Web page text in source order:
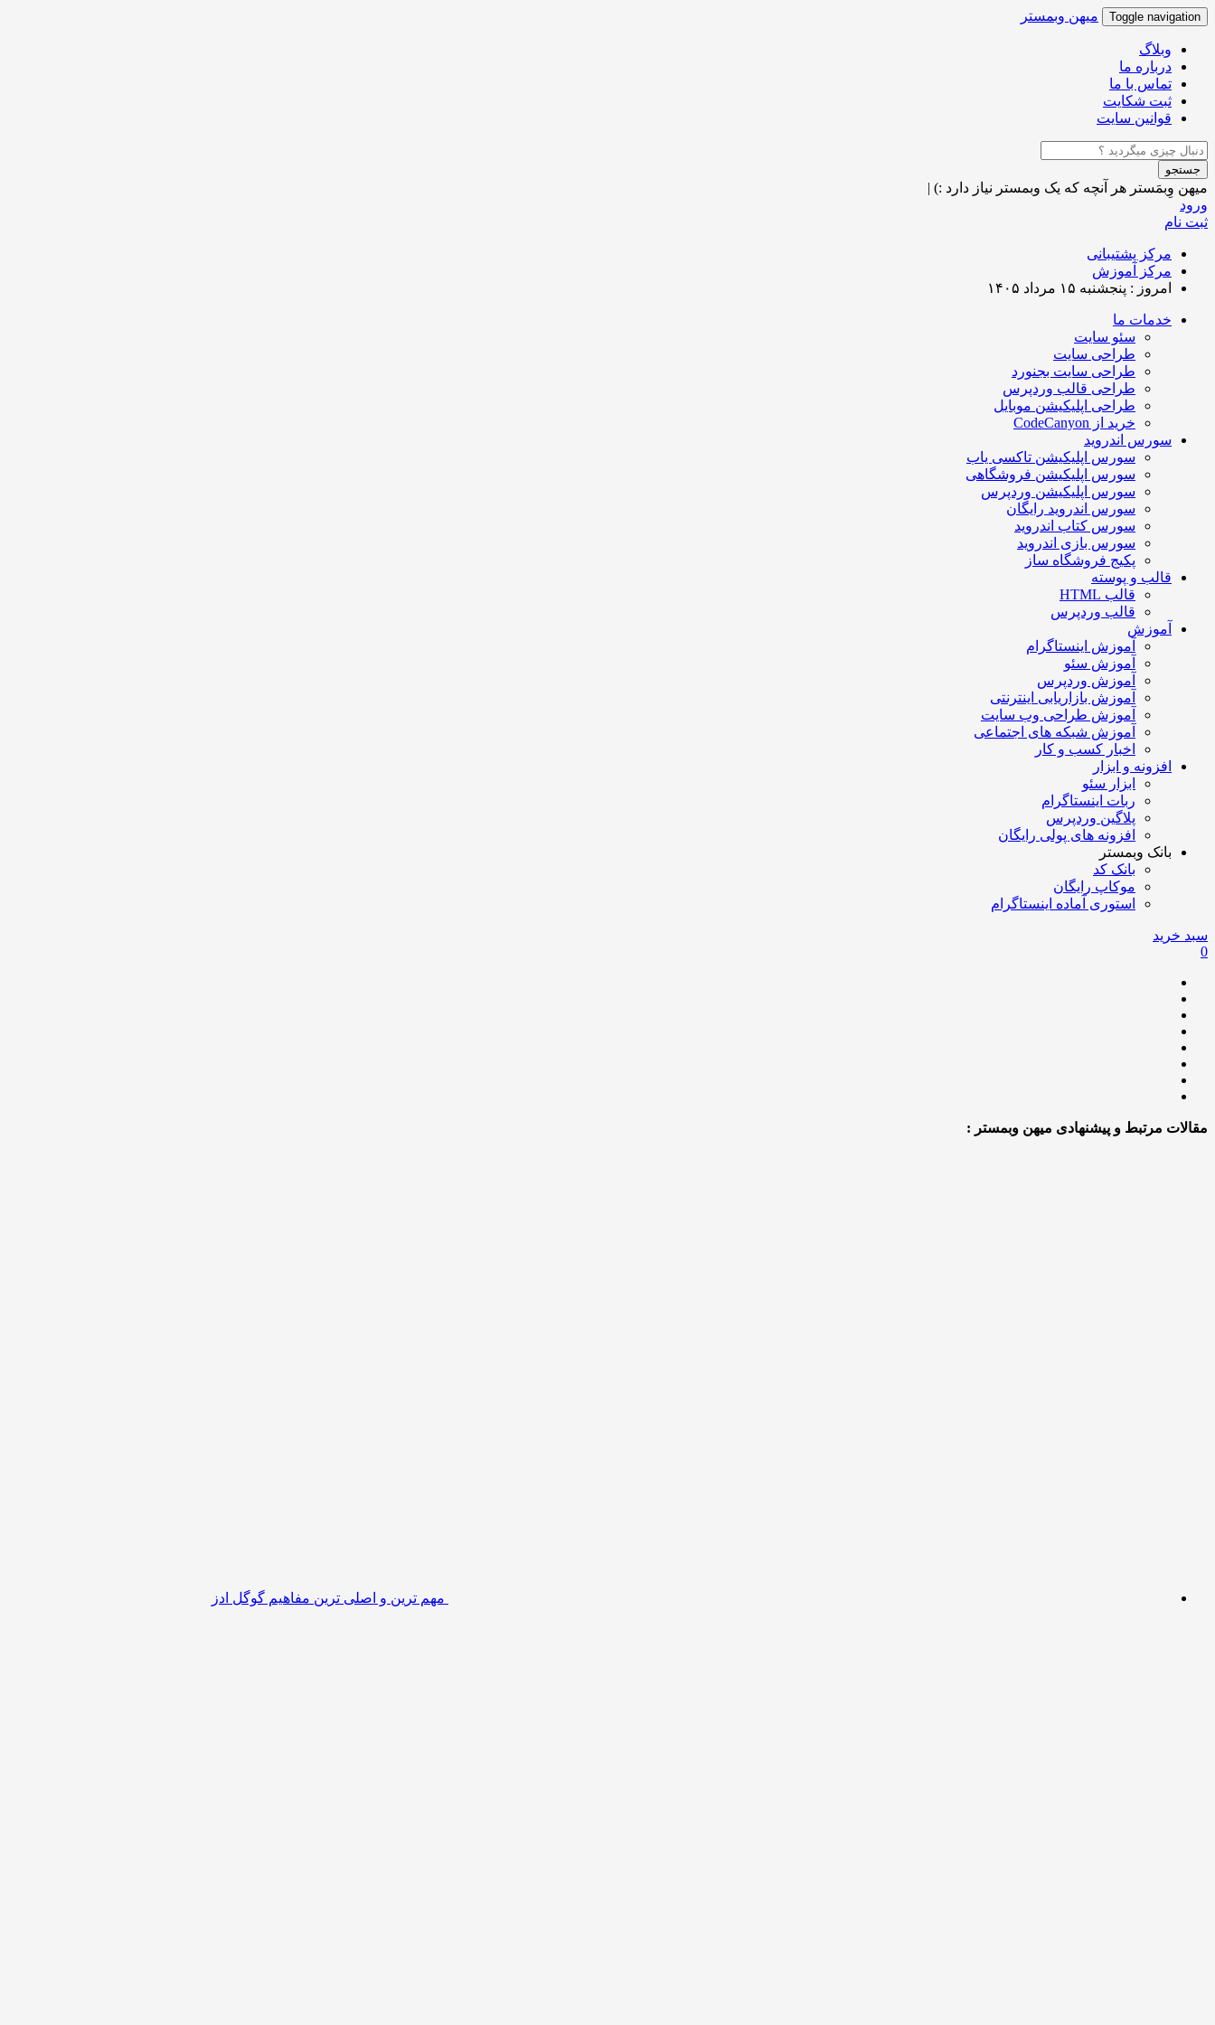
Toggle navigation میهن وبمستر
وبلاگ
درباره ما
تماس با ما
ثبت شکایت
قوانین سایت
جستجو
میهن وِبمَستر هر آنچه که یک وبمستر نیاز دارد :) |
ورود
ثبت نام
مرکز پشتیبانی
مرکز آموزش
امروز : پنجشنبه ۱۵ مرداد ۱۴۰۵
خدمات ما
سئو سایت
طراحی سایت
طراحی سایت بجنورد
طراحی قالب وردپرس
طراحی اپلیکیشن موبایل
خرید از CodeCanyon
سورس اندروید
سورس اپلیکیشن تاکسی یاب
سورس اپلیکیشن فروشگاهی
سورس اپلیکیشن وردپرس
سورس اندروید رایگان
سورس کتاب اندروید
سورس بازی اندروید
پکیج فروشگاه ساز
قالب و پوسته
قالب HTML
قالب وردپرس
آموزش
آموزش اینستاگرام
آموزش سئو
آموزش وردپرس
آموزش بازاریابی اینترنتی
آموزش طراحی وب سایت
آموزش شبکه های اجتماعی
اخبار کسب و کار
افزونه و ابزار
ابزار سئو
ربات اینستاگرام
پلاگین وردپرس
افزونه های پولی رایگان
بانک وبمستر
بانک کد
موکاپ رایگان
استوری آماده اینستاگرام
سبد خرید
0
مقالات مرتبط و پیشنهادی میهن وبمستر :
مهم ترین و اصلی ترین مفاهیم گوگل ادز